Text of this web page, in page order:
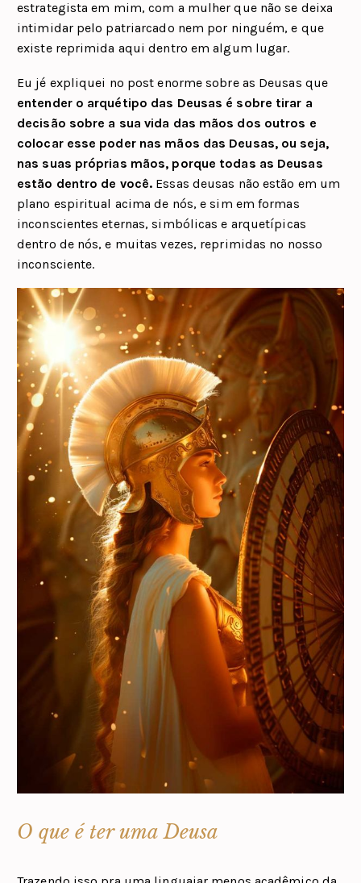
estrategista em mim, com a mulher que não se deixa
intimidar pelo patriarcado nem por ninguém, e que
existe reprimida aqui dentro em algum lugar.
Eu jé expliquei no post enorme sobre as Deusas que
entender o arquétipo das Deusas é sobre tirar a
decisão sobre a sua vida das mãos dos outros e
colocar esse poder nas mãos das Deusas, ou seja,
nas suas próprias mãos, porque todas as Deusas
estão dentro de você. Essas deusas não estão em um
plano espiritual acima de nós, e sim em formas
inconscientes eternas, simbólicas e arquetípicas
dentro de nós, e muitas vezes, reprimidas no nosso
inconsciente.
O que é ter uma Deusa